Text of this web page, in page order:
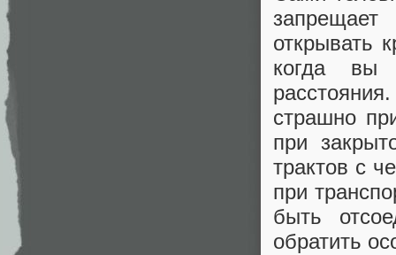
открывать
когда вы
страшно
при
трактов с
при
быть
обратить